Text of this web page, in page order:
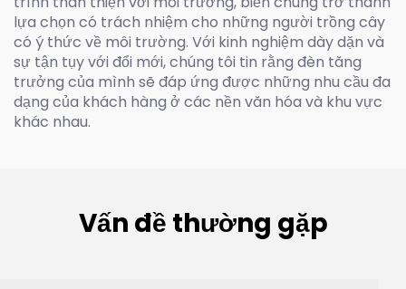
lựa chọn có trách nhiệm cho những người trồng cây
có ý thức về môi trường. Với kinh nghiệm dày dặn và
sự tận tụy với đổi mới, chúng tôi tin rằng đèn tăng
trưởng của mình sẽ đáp ứng được những nhu cầu đa
dạng của khách hàng ở các nền văn hóa và khu vực
khác nhau.
Vấn đề thường gặp